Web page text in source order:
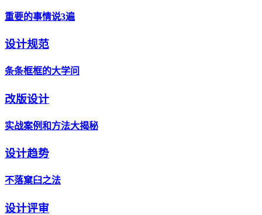
重要的事情说3遍
设计规范
条条框框的大学问
改版设计
实战案例和方法大揭秘
设计趋势
不落窠臼之法
设计评审